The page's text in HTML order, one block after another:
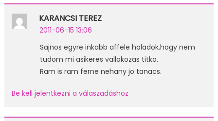
KARANCSI TEREZ
2011-06-15 13:06
Sajnos egyre inkabb affele haladok,hogy nem
tudom mi asikeres vallakozas titka.
Ram is ram ferne nehany jo tanacs.
Be kell jelentkezni a válaszadáshoz